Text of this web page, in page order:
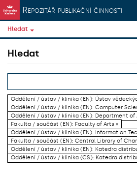
Přeskočit na obsah
Repozitář publikační činnosti
Hledat
Hledat
Oddělení / ústav / klinika (EN): Ústav
Oddělení / ústav / klinika (EN): Computer
Oddělení / ústav / klinika (EN): Department of
Fakulta / součást (EN): Faculty of Arts ×
Oddělení / ústav / klinika (EN): Information
Fakulta / součást (EN): Central Library of
Oddělení / ústav / klinika (EN): Katedra
Oddělení / ústav / klinika (CS): Katedra